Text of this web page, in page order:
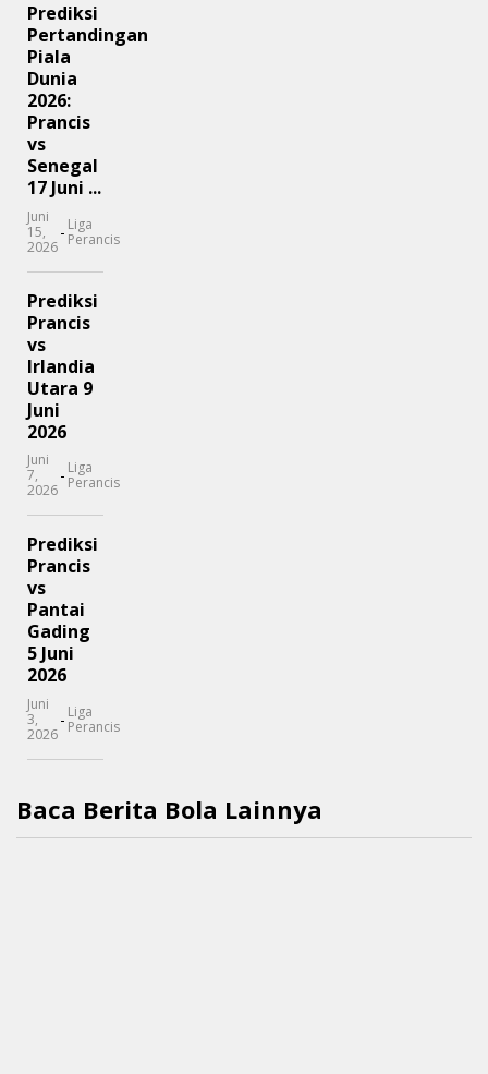
Prediksi
Pertandingan
Piala
Dunia
2026:
Prancis
vs
Senegal
17 Juni ...
Juni
15,
2026
- Liga
Perancis
Prediksi
Prancis
vs
Irlandia
Utara 9
Juni
2026
Juni
7,
2026
- Liga
Perancis
Prediksi
Prancis
vs
Pantai
Gading
5 Juni
2026
Juni
3,
2026
- Liga
Perancis
Baca Berita Bola Lainnya